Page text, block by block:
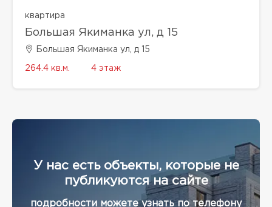
квартира
Большая Якиманка ул, д 15
Большая Якиманка ул, д 15
264.4 кв.м. 4 этаж
У нас есть объекты, которые не
публикуются на сайте
подробности можете узнать по телефону